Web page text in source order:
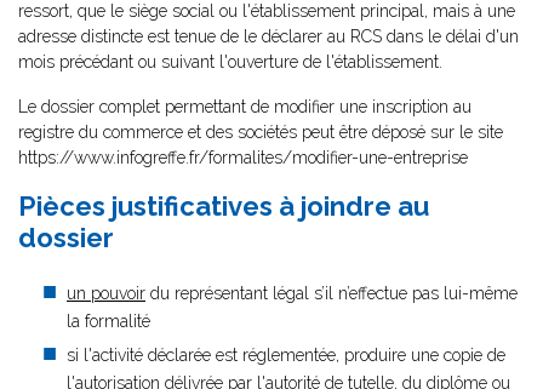
ressort, que le siège social ou l'établissement principal, mais à une
adresse distincte est tenue de le déclarer au RCS dans le délai d'un
mois précédant ou suivant l'ouverture de l'établissement.
Le dossier complet permettant de modifier une inscription au
registre du commerce et des sociétés peut être déposé sur le site
https://www.infogreffe.fr/formalites/modifier-une-entreprise
Pièces justificatives à joindre au
dossier
un pouvoir du représentant légal s’il n’effectue pas lui-même
la formalité
si l'activité déclarée est réglementée, produire une copie de
l'autorisation délivrée par l'autorité de tutelle, du diplôme ou